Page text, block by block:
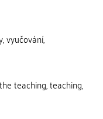
vyučování,
teaching, teaching,